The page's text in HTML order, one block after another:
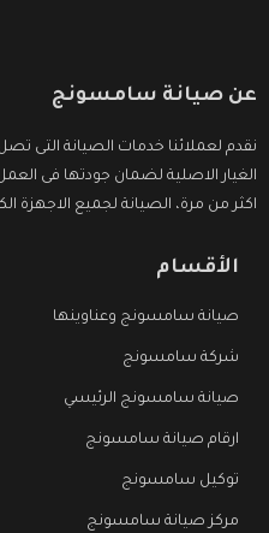
عن صيانة سامسونج
نقدم لعملائنا خدمات الصيانة التى
الغيار الاصلية لضمان جودتها فى
اكثر من مرة، الصيانة لجميع الاجهزة
الأقسام
صيانة سامسونج وعناوينها
شركة سامسونج
صيانة سامسونج الرئيسي
ارقام صيانة سامسونج
توكيل سامسونج
مركز صيانة سامسونج